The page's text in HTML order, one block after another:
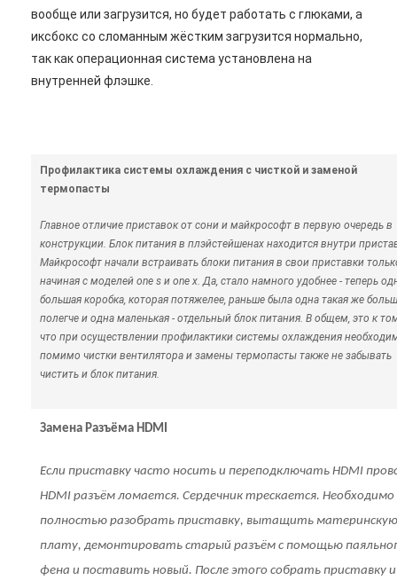
вообще или загрузится, но будет работать с глюками, а
иксбокс со сломанным жёстким загрузится нормально,
так как операционная система установлена на
внутренней флэшке.
Профилактика системы охлаждения с чисткой и заменой
термопасты
Главное отличие приставок от сони и майкрософт в первую очередь в
конструкции. Блок питания в плэйстейшенах находится внутри
Майкрософт начали встраивать блоки питания в свои приставки
начиная с моделей one s и one x. Да, стало намного удобнее - теперь
большая коробка, которая потяжелее, раньше была одна такая же
полегче и одна маленькая - отдельный блок питания. В общем, это к
что при осуществлении профилактики системы охлаждения
помимо чистки вентилятора и замены термопасты также не забывать
чистить и блок питания.
Замена Разъёма HDMI
Если приставку часто носить и переподключать HDMI
HDMI разъём ломается. Сердечник трескается. Необходимо
полностью разобрать приставку, вытащить материнскую
плату, демонтировать старый разъём с помощью
фена и поставить новый. После этого собрать приставку и